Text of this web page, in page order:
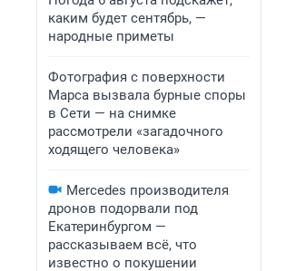
каким будет сентябрь, —
народные приметы
Фотография с поверхности
Марса вызвала бурные споры
в Сети — на снимке
рассмотрели «загадочного
ходящего человека»
Mercedes производителя
дронов подорвали под
Екатеринбургом —
рассказываем всё, что
известно о покушении